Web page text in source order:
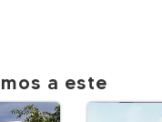
a este